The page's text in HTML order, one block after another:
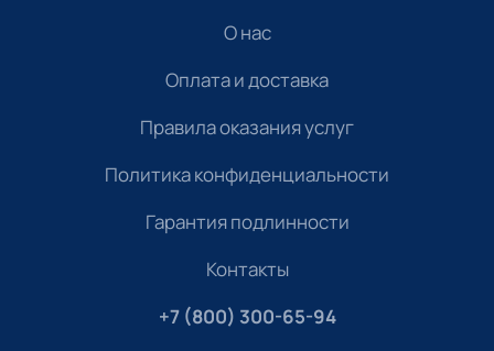
О нас
Оплата и доставка
Правила оказания услуг
Политика конфиденциальности
Гарантия подлинности
Контакты
+7 (800) 300-65-94